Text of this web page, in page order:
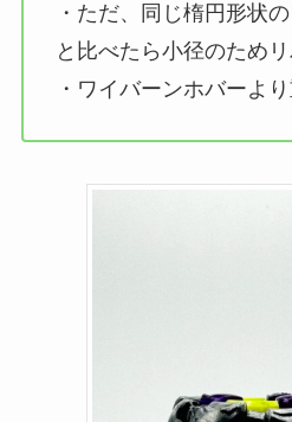
・ただ、同じ楕円形状
と比べたら小径のため
・ワイバーンホバーよ